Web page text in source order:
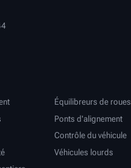
Équilibreurs de roues
Ponts d'alignement
Contrôle du véhicule
Véhicules lourds